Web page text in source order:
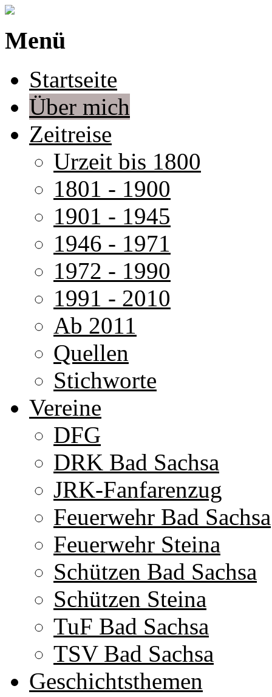
Menü
Startseite
Über mich
Zeitreise
Urzeit bis 1800
1801 - 1900
1901 - 1945
1946 - 1971
1972 - 1990
1991 - 2010
Ab 2011
Quellen
Stichworte
Vereine
DFG
DRK Bad Sachsa
JRK-Fanfarenzug
Feuerwehr Bad Sachsa
Feuerwehr Steina
Schützen Bad Sachsa
Schützen Steina
TuF Bad Sachsa
TSV Bad Sachsa
Geschichtsthemen